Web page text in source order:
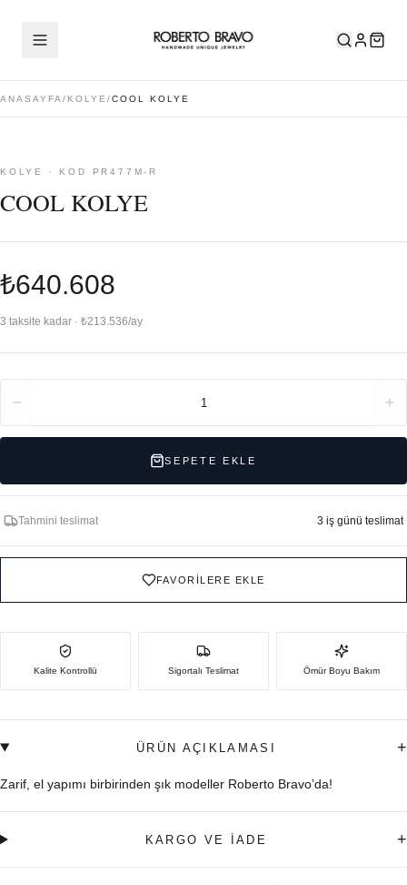
ANASAYFA / KOLYE /COOL KOLYE
KOLYE · KOD PR477M-R
COOL KOLYE
₺640.608
3 taksite kadar · ₺213.536/ay
1
SEPETE EKLE
Tahmini teslimat 3 iş günü teslimat
FAVORİLERE EKLE
Kalite Kontrollü Sigortalı Teslimat Ömür Boyu Bakım
ÜRÜN AÇIKLAMASI +
Zarif, el yapımı birbirinden şık modeller Roberto Bravo’da!
KARGO VE İADE +